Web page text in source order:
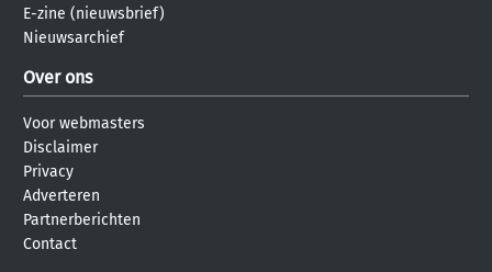
E-zine (nieuwsbrief)
Nieuwsarchief
Over ons
Voor webmasters
Disclaimer
Privacy
Adverteren
Partnerberichten
Contact